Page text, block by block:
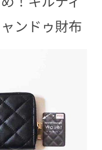
ンドゥ財布